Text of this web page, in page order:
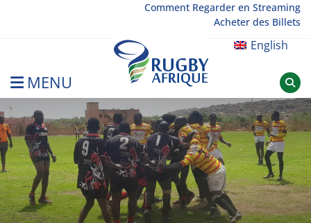
Comment Regarder en Streaming
Acheter des Billets
English
MENU
Rugby Afrique